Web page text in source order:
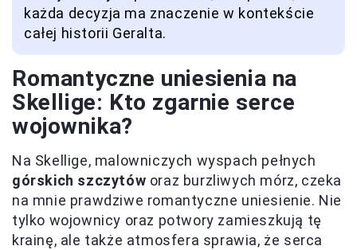
każda decyzja ma znaczenie w kontekście
całej historii Geralta.
Romantyczne uniesienia na
Skellige: Kto zgarnie serce
wojownika?
Na Skellige, malowniczych wyspach pełnych
górskich szczytów oraz burzliwych mórz, czeka
na mnie prawdziwe romantyczne uniesienie. Nie
tylko wojownicy oraz potwory zamieszkują tę
krainę, ale także atmosfera sprawia, że serca